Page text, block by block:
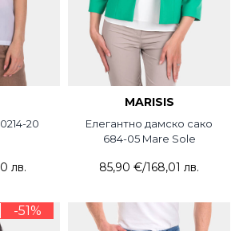
20
лв.
MARISIS
Елегантно дамско сако
684-05 Mare Sole
85,90 €/168,01 лв.
-51%